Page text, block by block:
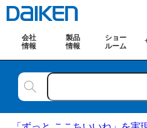
会社
情報
製品
情報
ショー
ルーム